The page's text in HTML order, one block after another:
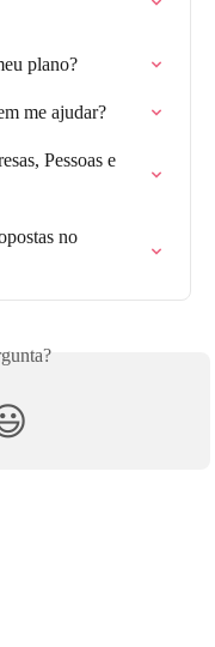
plano?
me ajudar?
Pessoas e
no